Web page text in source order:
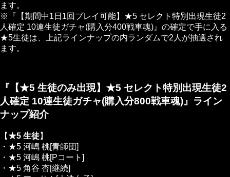
ます。
※『【期間中1日1回プレイ可能】★5 セレクト特別出現生徒2
人確定 10連生徒ガチャ(購入分400戦車魂)』の確定で手に入る
★5生徒は、上記ラインナップの内ランダムで2人が抽選され
ます。
『【★5 生徒のみ出現】★5 セレクト特別出現生徒2
人確定 10連生徒ガチャ(購入分800戦車魂)』ライン
ナップ紹介
【★5 生徒】
・★5 河嶋 桃[青師団]
・★5 河嶋 桃[Pコート]
・★5 角谷 杏[継続]